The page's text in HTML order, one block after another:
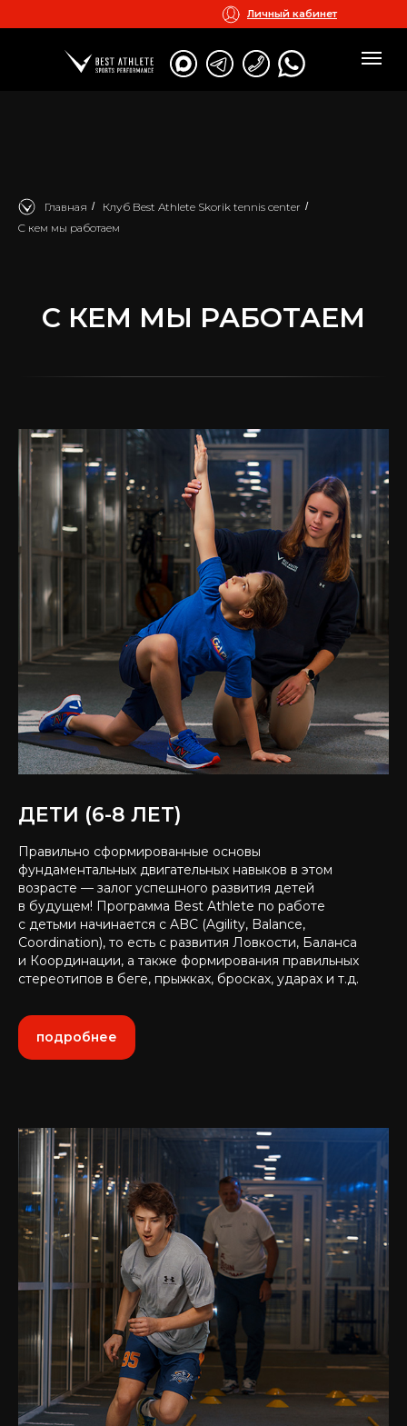
Личный кабинет
Главная / Клуб Best Athlete Skorik tennis center /
C кем мы работаем
C КЕМ МЫ РАБОТАЕМ
ДЕТИ (6-8 ЛЕТ)
Правильно сформированные основы
фундаментальных двигательных навыков в этом
возрасте — залог успешного развития детей
в будущем! Программа Best Athlete по работе
с детьми начинается с ABC (Agility, Balance,
Coordination), то есть с развития Ловкости, Баланса
и Координации, а также формирования правильных
стереотипов в беге, прыжках, бросках, ударах и т.д.
подробнее